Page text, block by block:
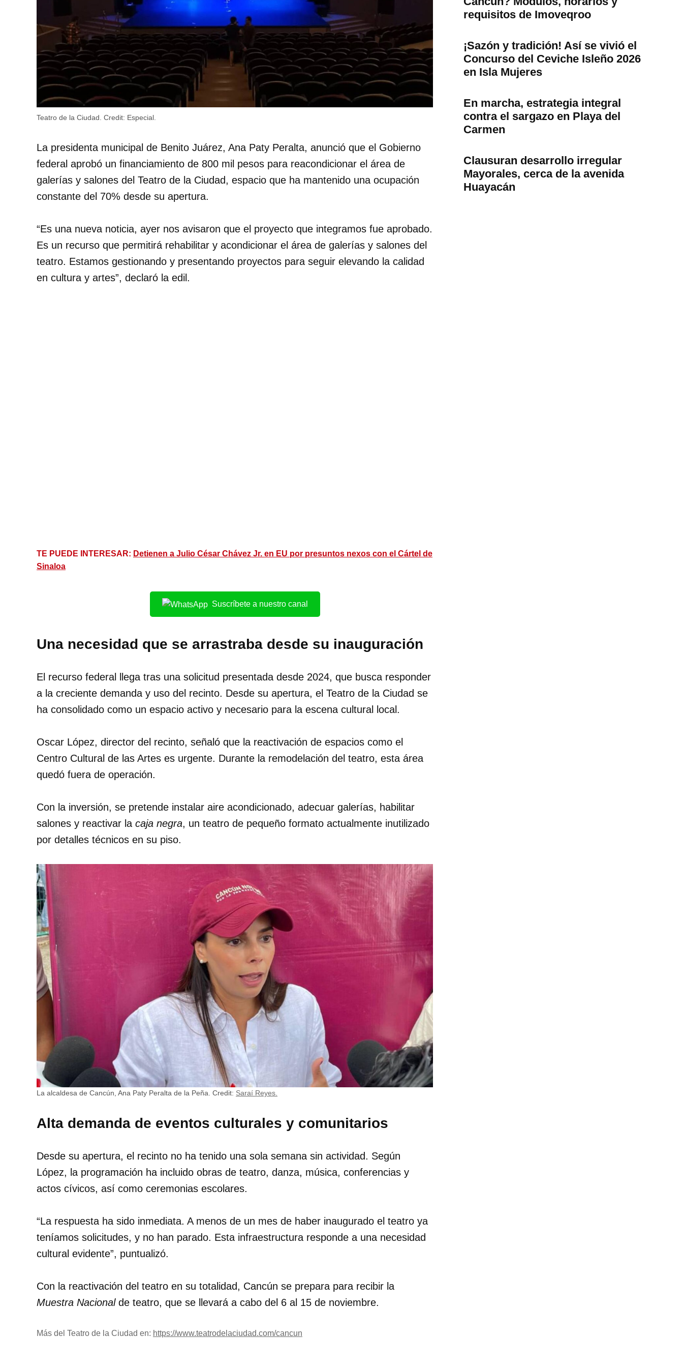
Teatro de la Ciudad. Credit: Especial.
La presidenta municipal de Benito Juárez, Ana Paty Peralta, anunció que el Gobierno
federal aprobó un financiamiento de 800 mil pesos para reacondicionar el área de
galerías y salones del Teatro de la Ciudad, espacio que ha mantenido una ocupación
constante del 70% desde su apertura.
“Es una nueva noticia, ayer nos avisaron que el proyecto que integramos fue aprobado.
Es un recurso que permitirá rehabilitar y acondicionar el área de galerías y salones del
teatro. Estamos gestionando y presentando proyectos para seguir elevando la calidad
en cultura y artes”, declaró la edil.
TE PUEDE INTERESAR: Detienen a Julio César Chávez Jr. en EU por presuntos nexos con el Cártel de
Sinaloa
Suscríbete a nuestro canal
Una necesidad que se arrastraba desde su inauguración
El recurso federal llega tras una solicitud presentada desde 2024, que busca responder
a la creciente demanda y uso del recinto. Desde su apertura, el Teatro de la Ciudad se
ha consolidado como un espacio activo y necesario para la escena cultural local.
Oscar López, director del recinto, señaló que la reactivación de espacios como el
Centro Cultural de las Artes es urgente. Durante la remodelación del teatro, esta área
quedó fuera de operación.
Con la inversión, se pretende instalar aire acondicionado, adecuar galerías, habilitar
salones y reactivar la caja negra, un teatro de pequeño formato actualmente inutilizado
por detalles técnicos en su piso.
La alcaldesa de Cancún, Ana Paty Peralta de la Peña. Credit: Saraí Reyes.
Alta demanda de eventos culturales y comunitarios
Desde su apertura, el recinto no ha tenido una sola semana sin actividad. Según
López, la programación ha incluido obras de teatro, danza, música, conferencias y
actos cívicos, así como ceremonias escolares.
“La respuesta ha sido inmediata. A menos de un mes de haber inaugurado el teatro ya
teníamos solicitudes, y no han parado. Esta infraestructura responde a una necesidad
cultural evidente”, puntualizó.
Con la reactivación del teatro en su totalidad, Cancún se prepara para recibir la
Muestra Nacionalde teatro, que se llevará a cabo del 6 al 15 de noviembre.
Más del Teatro de la Ciudad en: https://www.teatrodelaciudad.com/cancun
requisitos de Imoveqroo
¡Sazón y tradición! Así se vivió el
Concurso del Ceviche Isleño 2026
en Isla Mujeres
En marcha, estrategia integral
contra el sargazo en Playa del
Carmen
Clausuran desarrollo irregular
Mayorales, cerca de la avenida
Huayacán